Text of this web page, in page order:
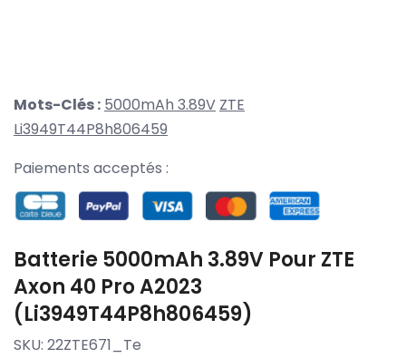
Mots-Clés : 5000mAh 3.89V ZTE
Li3949T44P8h806459
Paiements acceptés :
Batterie 5000mAh 3.89V Pour ZTE
Axon 40 Pro A2023
(Li3949T44P8h806459)
SKU: 22ZTE671_Te